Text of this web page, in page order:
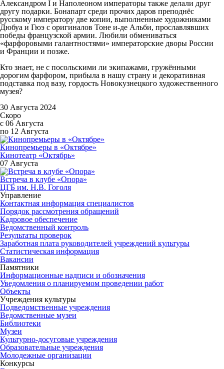
Александром I и Наполеоном императоры также делали друг
другу подарки. Бонапарт среди прочих даров преподнёс
русскому императору две копии, выполненные художниками
Дюбуа и Гюэ с оригиналов Тоне и-де Альби, прославлявших
победы французской армии. Любили обмениваться
«фарфоровыми галантностями» императорские дворы России
и Франции и позже.
Кто знает, не с посольскими ли экипажами, гружёнными
дорогим фарфором, прибыла в нашу страну и декоративная
подставка под вазу, гордость Новокузнецкого художественного
музея?
30 Августа 2024
Скоро
с 06 Августа
по 12 Августа
Кинопремьеры в «Октябре»
Кинотеатр «Октябрь»
07 Августа
Встреча в клубе «Опора»
ЦГБ им. Н.В. Гоголя
Управление
Контактная информация специалистов
Порядок рассмотрения обращений
Кадровое обеспечение
Ведомственный контроль
Результаты проверок
Заработная плата руководителей учреждений культуры
Статистическая информация
Вакансии
Памятники
Информационные надписи и обозначения
Уведомления о планируемом проведении работ
Объекты
Учреждения культуры
Подведомственные учреждения
Ведомственные музеи
Библиотеки
Музеи
Культурно-досуговые учреждения
Образовательные учреждения
Молодежные организации
Конкурсы